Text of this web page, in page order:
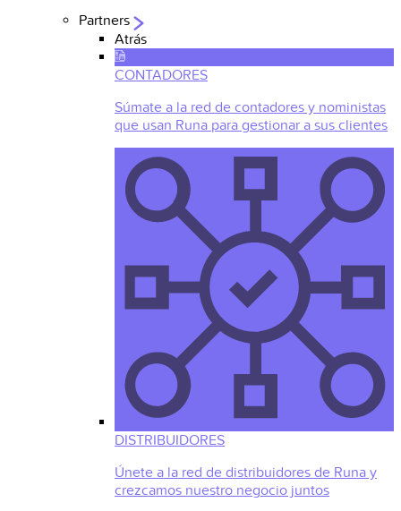
Partners
Atrás
CONTADORES
Súmate a la red de contadores y noministas
que usan Runa para gestionar a sus clientes
DISTRIBUIDORES
Únete a la red de distribuidores de Runa y
crezcamos nuestro negocio juntos